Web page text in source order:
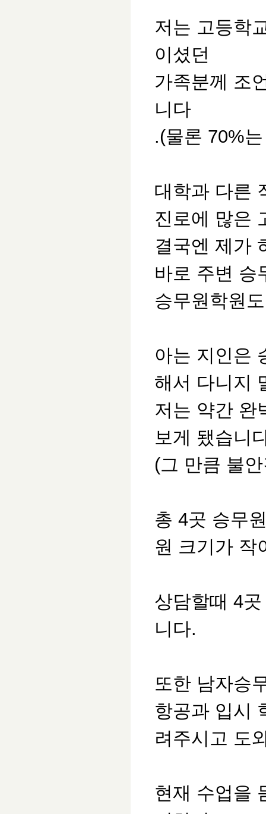
저는 고등학
이셨던
가족분께 조
니다
.(물론 70%
대학과 다른
진로에 많은
결국엔 제가
바로 주변 승
승무원학원
아는 지인은
해서 다니지
저는 약간 완
보게 됐습니
(그 만큼 불
총 4곳 승무
원 크기가 작
상담할때 4
니다.
또한 남자승
항공과 입시
려주시고 도
현재 수업을